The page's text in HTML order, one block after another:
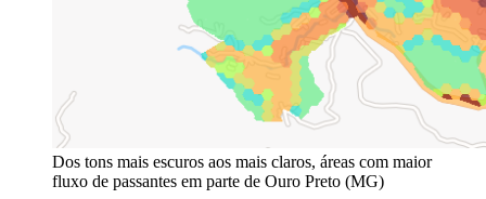
Dos tons mais escuros aos mais claros, áreas com maior
fluxo de passantes em parte de Ouro Preto (MG)